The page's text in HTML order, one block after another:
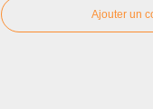
Ajouter un